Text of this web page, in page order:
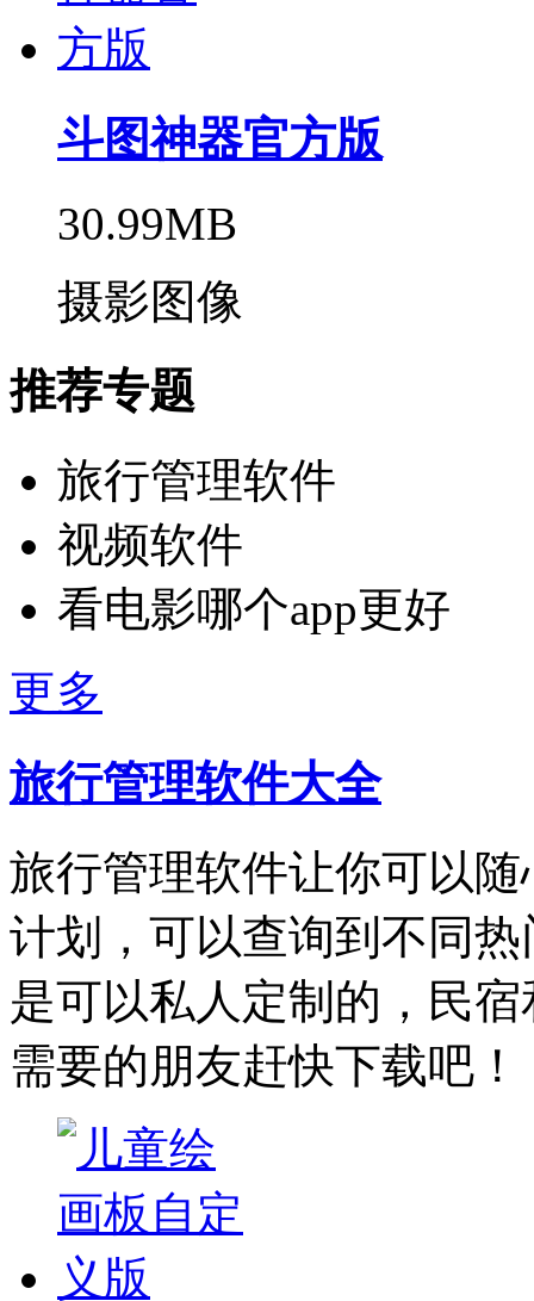
斗图神器官方版
30.99MB
摄影图像
推荐专题
旅行管理软件
视频软件
看电影哪个app更好
更多
旅行管理软件大全
旅行管理软件让你可以
计划，可以查询到不同
是可以私人定制的，民
需要的朋友赶快下载吧！